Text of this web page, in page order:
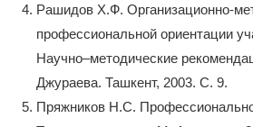
Рашидов Х.Ф. Организационно-
профессиональной ориентации
Научно–методические
Джураева. Ташкент, 2003. С. 9.
Пряжников Н.С.